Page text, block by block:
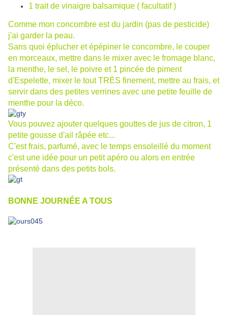
1 trait de vinaigre balsamique ( facultatif )
Comme mon concombre est du jardin (pas de pesticide)
j'ai garder la peau.
Sans quoi éplucher et épépiner le concombre, le couper
en morceaux, mettre dans le mixer avec le fromage blanc,
la menthe, le sel, le poivre et 1 pincée de piment
d'Espelette, mixer le tout TRÈS finement, mettre au frais, et
servir dans des petites verrines avec une petite feuille de
menthe pour la déco.
Vous pouvez ajouter quelques gouttes de jus de citron, 1
petite gousse d'ail râpée etc...
C'est frais, parfumé, avec le temps ensoleillé du moment
c'est une idée pour un petit apéro ou alors en entrée
présenté dans des petits bols.
BONNE JOURNÉE A TOUS